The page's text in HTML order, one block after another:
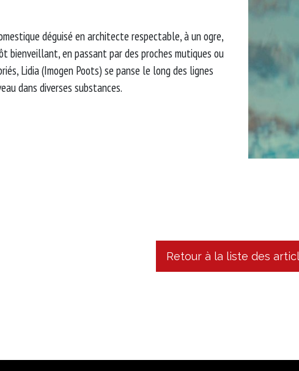
déguisé en architecte respectable, à un ogre,
bienveillant, en passant par des proches mutiques ou
Lidia (Imogen Poots) se panse le long des lignes
dans diverses substances.
Retour à la liste des